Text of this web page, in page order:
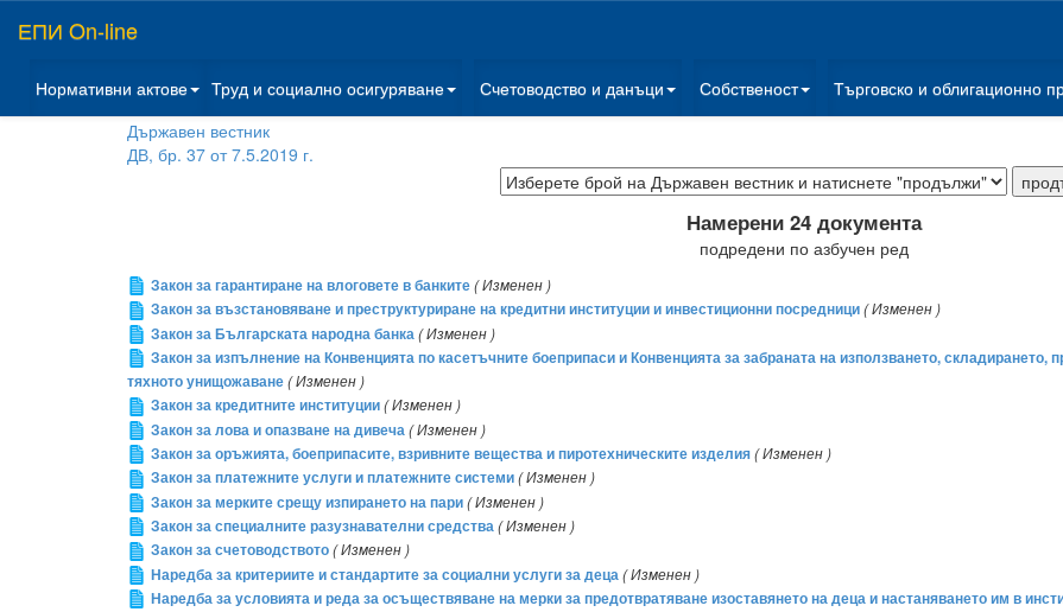
ЕПИ On-line
Нормативни актове Труд и социално осигуряване Счетоводство и данъци Собственост Търговско и облигационно
Държавен вестник
ДВ, бр. 37 от 7.5.2019 г.
Намерени 24 документа
подредени по азбучен ред
Закон за гарантиране на влоговете в банките( Изменен )
Закон за възстановяване и преструктуриране на кредитни институции и инвестиционни посредници( Изменен )
Закон за Българската народна банка( Изменен )
Закон за изпълнение на Конвенцията по касетъчните боеприпаси и Конвенцията за забраната на използването,
тяхното унищожаване( Изменен )
Закон за кредитните институции( Изменен )
Закон за лова и опазване на дивеча( Изменен )
Закон за оръжията, боеприпасите, взривните вещества и пиротехническите изделия( Изменен )
Закон за платежните услуги и платежните системи( Изменен )
Закон за мерките срещу изпирането на пари( Изменен )
Закон за специалните разузнавателни средства( Изменен )
Закон за счетоводството( Изменен )
Наредба за критериите и стандартите за социални услуги за деца( Изменен )
Наредба за условията и реда за осъществяване на мерки за предотвратяване изоставянето на деца и настаняването им в